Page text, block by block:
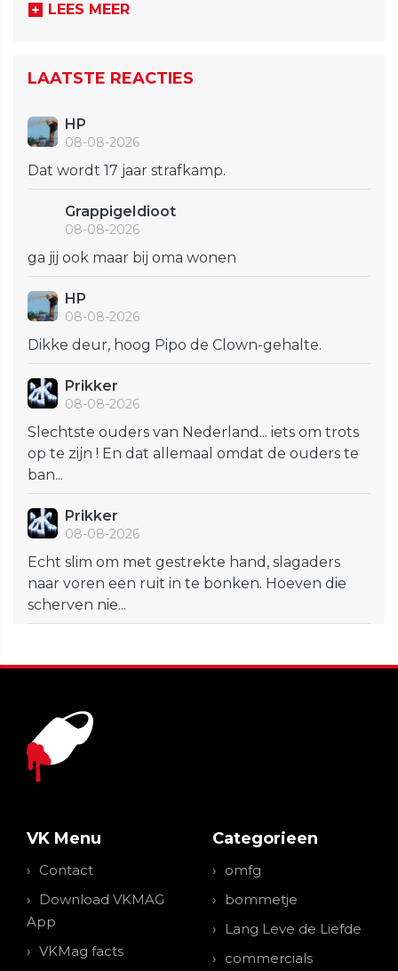
LEES MEER
LAATSTE REACTIES
HP
08-08-2026
Dat wordt 17 jaar strafkamp.
GrappigeIdioot
08-08-2026
ga jij ook maar bij oma wonen
HP
08-08-2026
Dikke deur, hoog Pipo de Clown-gehalte.
Prikker
08-08-2026
Slechtste ouders van Nederland... iets om trots
op te zijn ! En dat allemaal omdat de ouders te
ban...
Prikker
08-08-2026
Echt slim om met gestrekte hand, slagaders
naar voren een ruit in te bonken. Hoeven die
scherven nie...
VK Menu
Contact
Download VKMAG
App
VKMag facts
Categorieen
omfg
bommetje
Lang Leve de Liefde
commercials